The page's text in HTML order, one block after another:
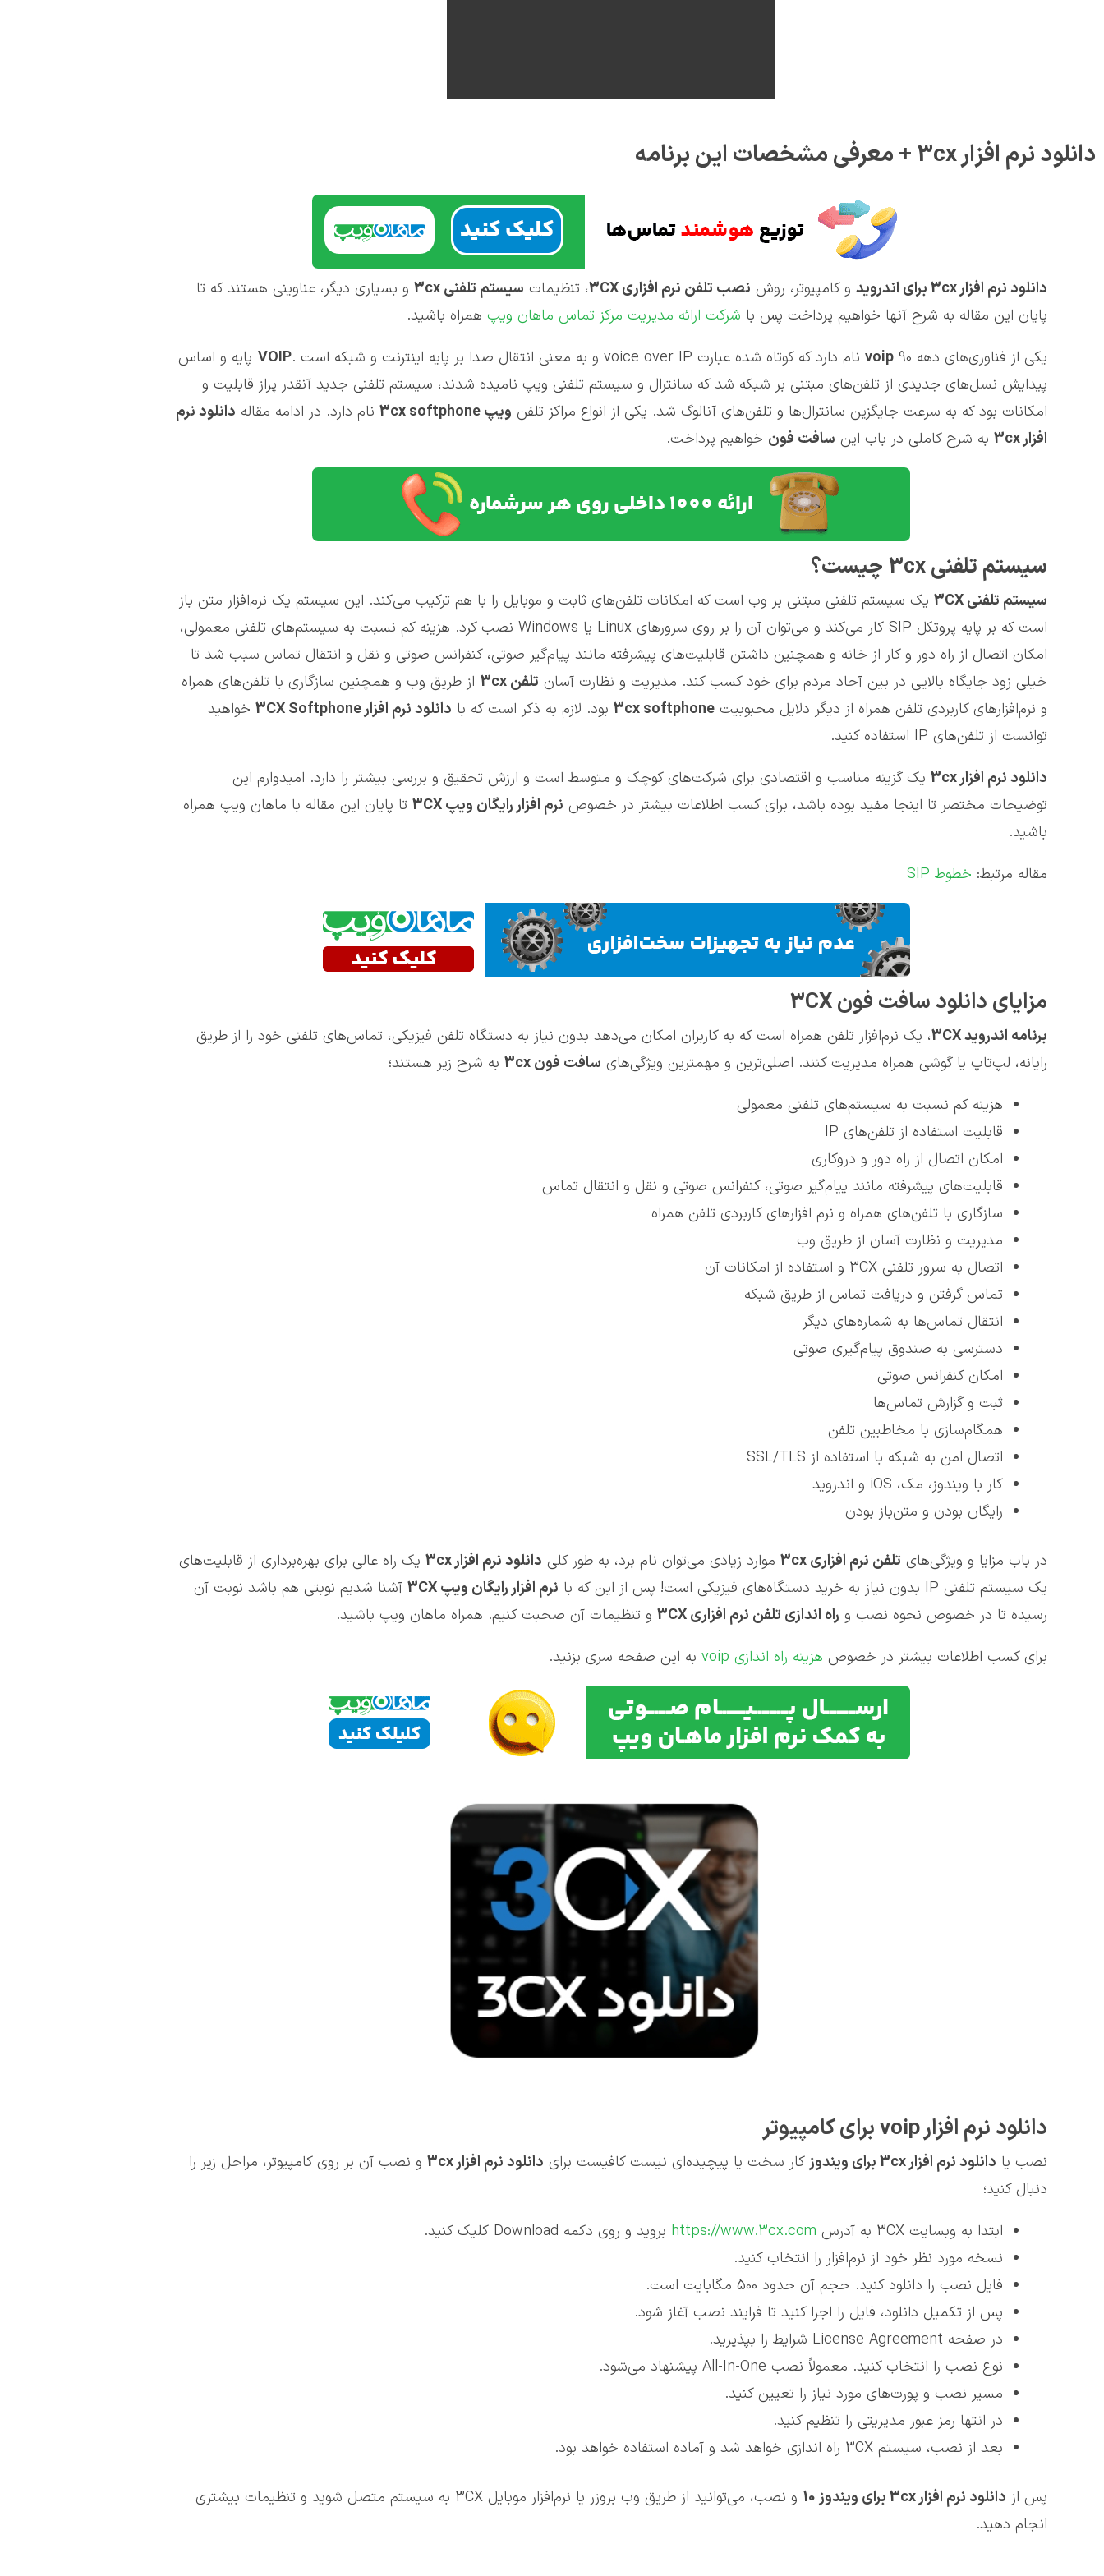
دانلود نرم افزار 3cx + معرفی مشخصات این برنامه
دانلود نرم افزار 3cx برای اندروید و کامپیوتر، روش نصب تلفن نرم افزاری 3CX ، تنظیمات سیستم تلفنی 3cx
و بسیاری دیگر، عناوینی هستند که تا
پایان این مقاله به شرح آنها خواهیم پرداخت پس با شرکت ارائه مدیریت مرکز تماس ماهان ویپ همراه باشید.
یکی از فناوری‌های دهه 90
voip نام دارد که کوتاه شده عبارت voice over IP و به معنی انتقال صدا بر پایه اینترنت و شبکه است . VOIP پایه و اساس
پیدایش نسل‌های جدیدی از تلفن‌های مبتنی بر شبکه شد که سانترال و سیستم تلفنی ویپ نامیده شدند، سیستم تلفنی جدید آنقدر پراز قابلیت و
امکانات بود که به سرعت جایگزین سانترال‌ها و تلفن‌های آنالوگ شد. یکی از انواع مراکز تلفن ویپ 3cx softphone نام دارد. در ادامه مقاله دانلود نرم
افزار 3cx به شرح کاملی در باب این سافت فون خواهیم پرداخت.
سیستم تلفنی 3cx چیست؟
سیستم تلفنی 3CX
یک سیستم تلفنی مبتنی بر وب است که امکانات تلفن‌های ثابت و موبایل را با هم ترکیب می‌کند. این سیستم یک نرم‌افزار متن باز
است که بر پایه پروتکل SIP کار می‌کند و می‌توان آن را بر روی سرورهای Linux یا Windows نصب کرد. هزینه کم نسبت به سیستم‌های تلفنی معمولی،
امکان اتصال از راه دور و کار از خانه و همچنین داشتن قابلیت‌های پیشرفته مانند پیام‌گیر صوتی، کنفرانس صوتی و نقل و انتقال تماس سبب شد تا
خیلی زود جایگاه بالایی در بین آحاد مردم برای خود کسب کند. مدیریت و نظارت آسان تلفن 3cx
از طریق وب و همچنین سازگاری با تلفن‌های همراه
و نرم‌افزارهای کاربردی تلفن همراه از دیگر دلایل محبوبیت
3cx softphone بود. لازم به ذکر است که با دانلود نرم افزار 3CX Softphone
خواهید
توانست از تلفن‌های IP استفاده کنید.
دانلود نرم افزار 3cx
یک گزینه مناسب و اقتصادی برای شرکت‌های کوچک و متوسط است و ارزش تحقیق و بررسی بیشتر را دارد. امیدوارم این
توضیحات مختصر تا اینجا مفید بوده باشد، برای کسب اطلاعات بیشتر در خصوص نرم افزار رایگان ویپ 3CX
تا پایان این مقاله با ماهان ویپ همراه
باشید.
مقاله مرتبط: خطوط SIP
مزایای دانلود سافت فون 3CX
برنامه اندروید 3CX ، یک نرم‌افزار تلفن همراه است که به کاربران امکان می‌دهد بدون نیاز به دستگاه تلفن فیزیکی، تماس‌های تلفنی خود را از طریق
رایانه، لپ‌تاپ یا گوشی همراه مدیریت کنند. اصلی‌ترین و مهمترین ویژگی‌های سافت فون 3cx
به شرح زیر هستند؛
هزینه کم نسبت به سیستم‌های تلفنی معمولی
قابلیت استفاده از تلفن‌های IP
امکان اتصال از راه دور و دروکاری
قابلیت‌های پیشرفته مانند پیام‌گیر صوتی، کنفرانس صوتی و نقل و انتقال تماس
سازگاری با تلفن‌های همراه و نرم افزارهای کاربردی تلفن همراه
مدیریت و نظارت آسان از طریق وب
اتصال به سرور تلفنی 3CX و استفاده از امکانات آن
تماس گرفتن و دریافت تماس از طریق شبکه
انتقال تماس‌ها به شماره‌های دیگر
دسترسی به صندوق پیام‌گیری صوتی
امکان کنفرانس صوتی
ثبت و گزارش تماس‌ها
همگام‌سازی با مخاطبین تلفن
اتصال امن به شبکه با استفاده از SSL/TLS
کار با ویندوز، مک، iOS و اندروید
رایگان بودن و متن‌باز بودن
در باب مزایا و ویژگی‌های تلفن نرم افزاری 3cx موارد زیادی می‌توان نام برد، به طور کلی دانلود نرم افزار 3cx
یک راه عالی برای بهره‌برداری از قابلیت‌های
یک سیستم تلفنی IP بدون نیاز به خرید دستگاه‌های فیزیکی است! پس از این که با
نرم افزار رایگان ویپ 3CX
آشنا شدیم نوبتی هم باشد نوبت آن
رسیده تا در خصوص نحوه نصب و راه اندازی تلفن نرم افزاری 3CX
و تنظیمات آن صحبت کنیم. همراه ماهان ویپ باشید.
برای کسب اطلاعات بیشتر در خصوص هزینه راه اندازی voip به این صفحه سری بزنید.
دانلود نرم افزار voip برای کامپیوتر
نصب یا دانلود نرم افزار 3cx برای ویندوزکار سخت یا پیچیده‌ای نیست کافیست برای دانلود نرم افزار 3cx
و نصب آن بر روی کامپیوتر، مراحل زیر را
دنبال کنید؛
ابتدا به وبسایت 3CX به آدرس
https://www.3cx.com بروید و روی دکمه Download کلیک کنید.
نسخه مورد نظر خود از نرم‌افزار را انتخاب کنید.
فایل نصب را دانلود کنید. حجم آن حدود 500 مگابایت است.
پس از تکمیل دانلود، فایل را اجرا کنید تا فرایند نصب آغاز شود.
در صفحه License Agreement شرایط را بپذیرید.
نوع نصب را انتخاب کنید. معمولاً نصب All-In-One پیشنهاد می‌شود.
مسیر نصب و پورت‌های مورد نیاز را تعیین کنید.
در انتها رمز عبور مدیریتی را تنظیم کنید.
بعد از نصب، سیستم 3CX راه اندازی خواهد شد و آماده استفاده خواهد بود.
پس از دانلود نرم افزار 3cx برای ویندوز 10
و نصب، می‌توانید از طریق وب بروزر یا نرم‌افزار موبایل 3CX به سیستم متصل شوید و تنظیمات بیشتری
انجام دهید.